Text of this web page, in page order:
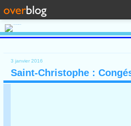
3 janvier 2016
Saint-Christophe :